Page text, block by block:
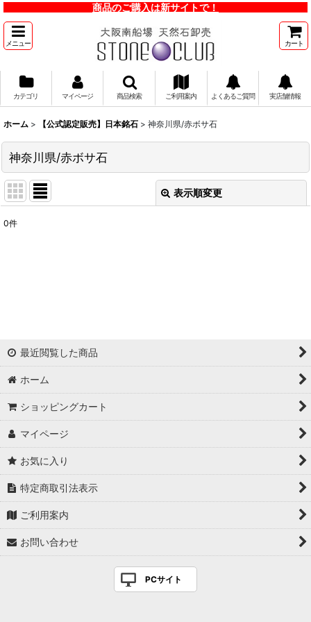
商品のご購入は新サイトで！
メニュー カート
カテゴリ マイページ 商品検索 ご利用案内 よくあるご質問 実店舗情報
ホーム > 【公式認定販売】日本銘石 > 神奈川県/赤ボサ石
神奈川県/赤ボサ石
表示順変更
0件
最近閲覧した商品
ホーム
ショッピングカート
マイページ
お気に入り
特定商取引法表示
ご利用案内
お問い合わせ
PCサイト